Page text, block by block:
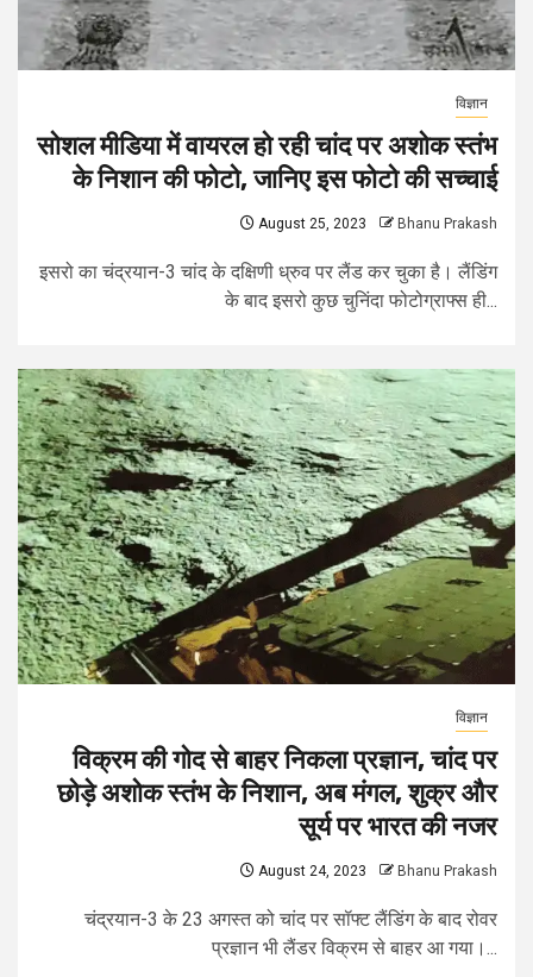
विज्ञान
सोशल मीडिया में वायरल हो रही चांद पर अशोक स्तंभ
के निशान की फोटो, जानिए इस फोटो की सच्चाई
August 25, 2023 Bhanu Prakash
इसरो का चंद्रयान-3 चांद के दक्षिणी ध्रुव पर लैंड कर चुका है। लैंडिंग
के बाद इसरो कुछ चुनिंदा फोटोग्राफ्स ही...
विज्ञान
विक्रम की गोद से बाहर निकला प्रज्ञान, चांद पर
छोड़े अशोक स्तंभ के निशान, अब मंगल, शुक्र और
सूर्य पर भारत की नजर
August 24, 2023 Bhanu Prakash
चंद्रयान-3 के 23 अगस्त को चांद पर सॉफ्ट लैंडिंग के बाद रोवर
प्रज्ञान भी लैंडर विक्रम से बाहर आ गया।...